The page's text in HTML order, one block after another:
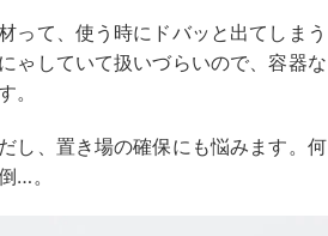
って、使う時にドバッと出てしまう
ゃしていて扱いづらいので、容器な
。
し、置き場の確保にも悩みます。何
…。